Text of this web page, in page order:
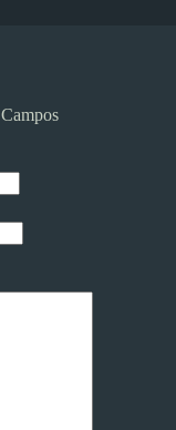
Campos